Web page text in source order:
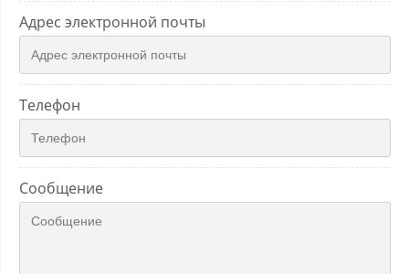
Адрес электронной почты
Телефон
Сообщение